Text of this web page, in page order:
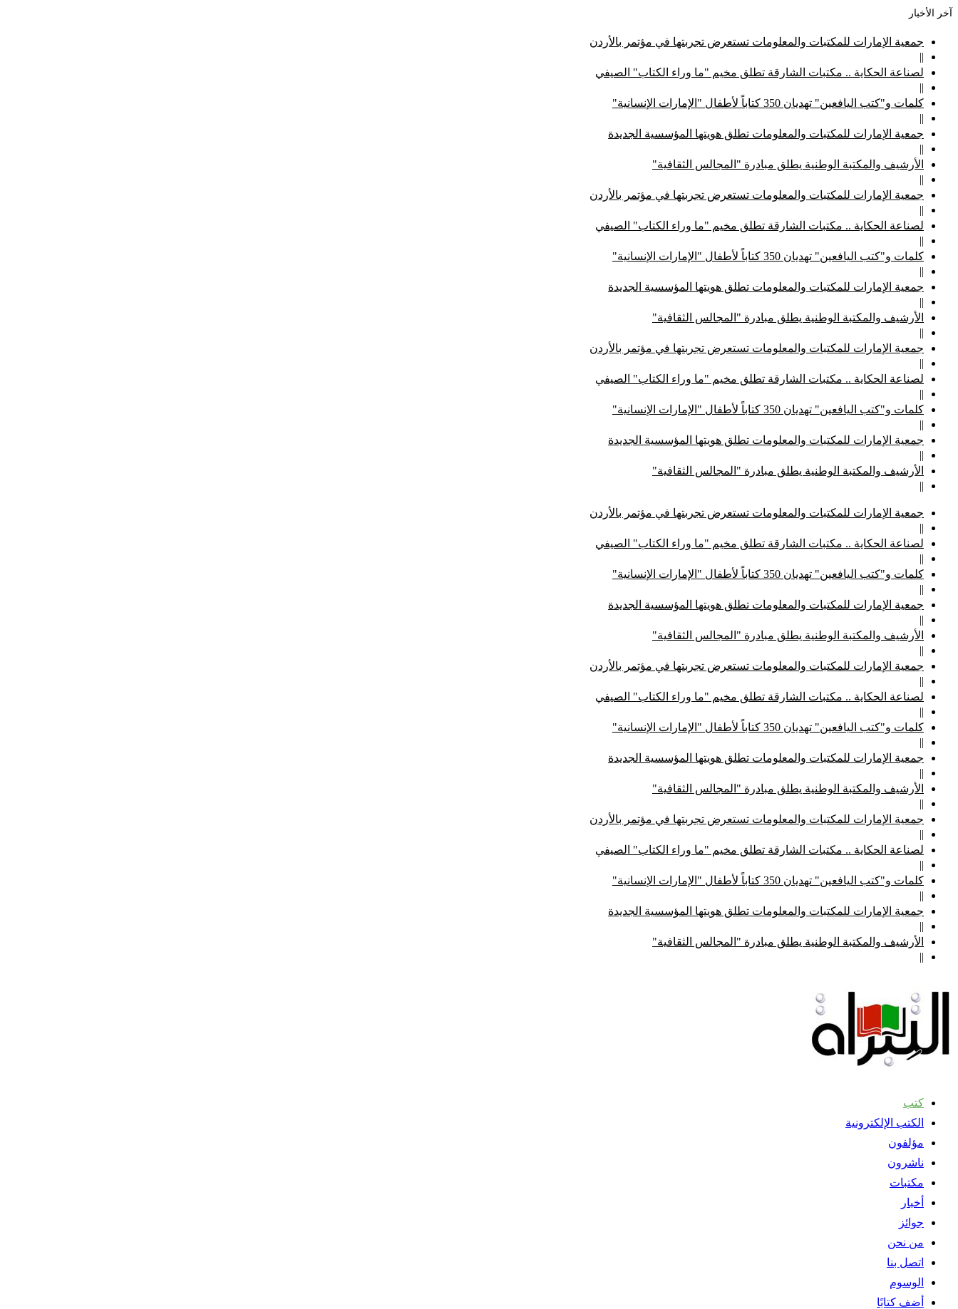
آخر الأخبار
جمعية الإمارات للمكتبات والمعلومات تستعرض تجربتها في مؤتمر بالأردن
||
لصناعة الحكاية .. مكتبات الشارقة تطلق مخيم "ما وراء الكتاب" الصيفي
||
كلمات و"كتب اليافعين" تهديان 350 كتاباً لأطفال "الإمارات الإنسانية"
||
جمعية الإمارات للمكتبات والمعلومات تطلق هويتها المؤسسية الجديدة
||
الأرشيف والمكتبة الوطنية يطلق مبادرة "المجالس الثقافية"
||
جمعية الإمارات للمكتبات والمعلومات تستعرض تجربتها في مؤتمر بالأردن
||
لصناعة الحكاية .. مكتبات الشارقة تطلق مخيم "ما وراء الكتاب" الصيفي
||
كلمات و"كتب اليافعين" تهديان 350 كتاباً لأطفال "الإمارات الإنسانية"
||
جمعية الإمارات للمكتبات والمعلومات تطلق هويتها المؤسسية الجديدة
||
الأرشيف والمكتبة الوطنية يطلق مبادرة "المجالس الثقافية"
||
جمعية الإمارات للمكتبات والمعلومات تستعرض تجربتها في مؤتمر بالأردن
||
لصناعة الحكاية .. مكتبات الشارقة تطلق مخيم "ما وراء الكتاب" الصيفي
||
كلمات و"كتب اليافعين" تهديان 350 كتاباً لأطفال "الإمارات الإنسانية"
||
جمعية الإمارات للمكتبات والمعلومات تطلق هويتها المؤسسية الجديدة
||
الأرشيف والمكتبة الوطنية يطلق مبادرة "المجالس الثقافية"
||
جمعية الإمارات للمكتبات والمعلومات تستعرض تجربتها في مؤتمر بالأردن
||
لصناعة الحكاية .. مكتبات الشارقة تطلق مخيم "ما وراء الكتاب" الصيفي
||
كلمات و"كتب اليافعين" تهديان 350 كتاباً لأطفال "الإمارات الإنسانية"
||
جمعية الإمارات للمكتبات والمعلومات تطلق هويتها المؤسسية الجديدة
||
الأرشيف والمكتبة الوطنية يطلق مبادرة "المجالس الثقافية"
||
جمعية الإمارات للمكتبات والمعلومات تستعرض تجربتها في مؤتمر بالأردن
||
لصناعة الحكاية .. مكتبات الشارقة تطلق مخيم "ما وراء الكتاب" الصيفي
||
كلمات و"كتب اليافعين" تهديان 350 كتاباً لأطفال "الإمارات الإنسانية"
||
جمعية الإمارات للمكتبات والمعلومات تطلق هويتها المؤسسية الجديدة
||
الأرشيف والمكتبة الوطنية يطلق مبادرة "المجالس الثقافية"
||
جمعية الإمارات للمكتبات والمعلومات تستعرض تجربتها في مؤتمر بالأردن
||
لصناعة الحكاية .. مكتبات الشارقة تطلق مخيم "ما وراء الكتاب" الصيفي
||
كلمات و"كتب اليافعين" تهديان 350 كتاباً لأطفال "الإمارات الإنسانية"
||
جمعية الإمارات للمكتبات والمعلومات تطلق هويتها المؤسسية الجديدة
||
الأرشيف والمكتبة الوطنية يطلق مبادرة "المجالس الثقافية"
||
كتب
الكتب الإلكترونية
مؤلفون
ناشرون
مكتبات
أخبار
جوائز
من نحن
اتصل بنا
الوسوم
أضف كتابًا